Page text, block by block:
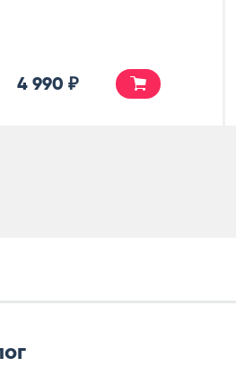
4 990 ₽